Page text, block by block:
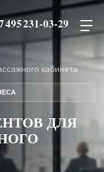
495 231-03-29
кабинета
ДЛЯ